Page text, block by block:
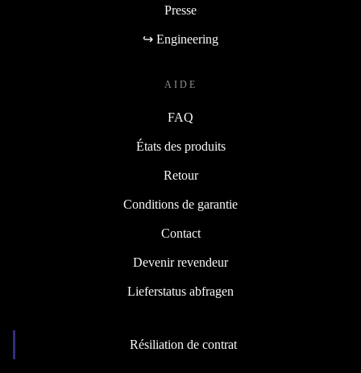
Presse
↪ Engineering
AIDE
FAQ
États des produits
Retour
Conditions de garantie
Contact
Devenir revendeur
Lieferstatus abfragen
Résiliation de contrat